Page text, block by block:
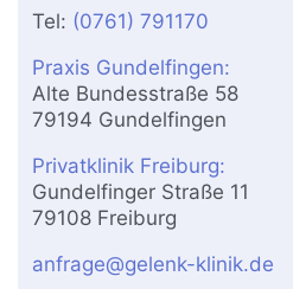
Tel: (0761) 791170
Praxis Gundelfingen:
Alte Bundesstraße 58
79194 Gundelfingen
Privatklinik Freiburg:
Gundelfinger Straße 11
79108 Freiburg
anfrage@gelenk-klinik.de